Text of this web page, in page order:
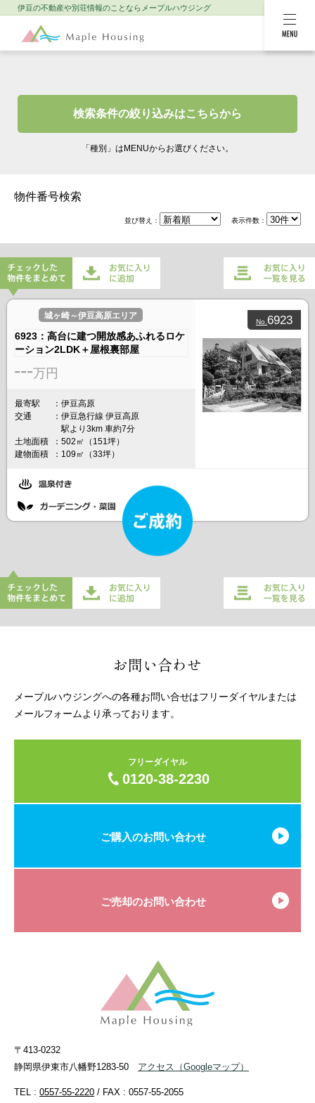
伊豆の不動産や別荘情報のことなら メープルハウジング
検索条件の絞り込みはこちらから
「種別」はMENUからお選びください。
物件番号検索
並び替え： 表示件数：
チェックした物件をまとめてお
気に入りに追加
お気に入り一覧を
No. 6923
城ヶ崎～伊豆高原エリア
6923：高台に建つ開放感あふれるロケ
ーション2LDK＋屋根裏部屋
---万円
最寄駅
伊豆高原
交通
伊豆急行線 伊豆高原
駅より3km 車約7分
土地面積
502㎡（151坪）
建物面積
109㎡（33坪）
お問い合わせ
メープルハウジングへの各種お問い合せはフリーダイヤルまたは
メールフォームより承っております。
フリーダイヤル
0120-38-2230
ご購入のお問い合わせ
ご売却のお問い合わせ
〒413-0232
静岡県伊東市八幡野1283-50
アクセス （Googleマップ）
TEL : 0557-55-2220 / FAX : 0557-55-2055